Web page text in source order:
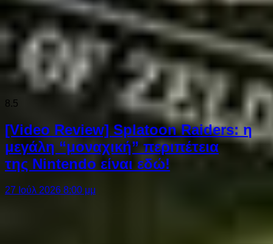
8.5
[Video Review] Splatoon Raiders: η
μεγάλη “μοναχική” περιπέτεια
της Nintendo είναι εδώ!
27 Ιούλ 2026 8:00 μμ